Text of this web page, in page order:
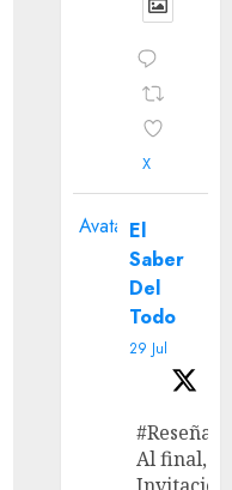
X
Avatar El
Saber
Del
Todo
29 Jul
#Reseña
Al final,